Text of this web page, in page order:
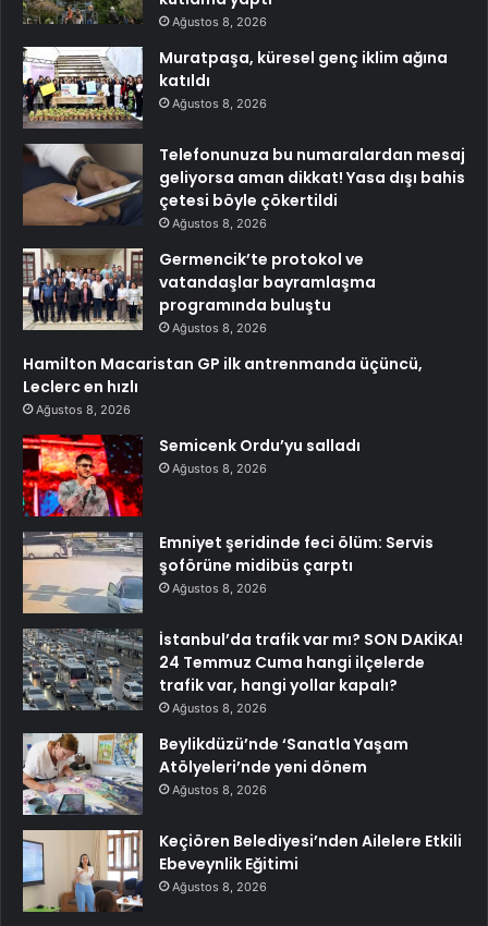
Ağustos 8, 2026
Muratpaşa, küresel genç iklim ağına
katıldı
Ağustos 8, 2026
Telefonunuza bu numaralardan mesaj
geliyorsa aman dikkat! Yasa dışı bahis
çetesi böyle çökertildi
Ağustos 8, 2026
Germencik’te protokol ve
vatandaşlar bayramlaşma
programında buluştu
Ağustos 8, 2026
Hamilton Macaristan GP ilk antrenmanda üçüncü,
Leclerc en hızlı
Ağustos 8, 2026
Semicenk Ordu’yu salladı
Ağustos 8, 2026
Emniyet şeridinde feci ölüm: Servis
şoförüne midibüs çarptı
Ağustos 8, 2026
İstanbul’da trafik var mı? SON DAKİKA!
24 Temmuz Cuma hangi ilçelerde
trafik var, hangi yollar kapalı?
Ağustos 8, 2026
Beylikdüzü’nde ‘Sanatla Yaşam
Atölyeleri’nde yeni dönem
Ağustos 8, 2026
Keçiören Belediyesi’nden Ailelere Etkili
Ebeveynlik Eğitimi
Ağustos 8, 2026